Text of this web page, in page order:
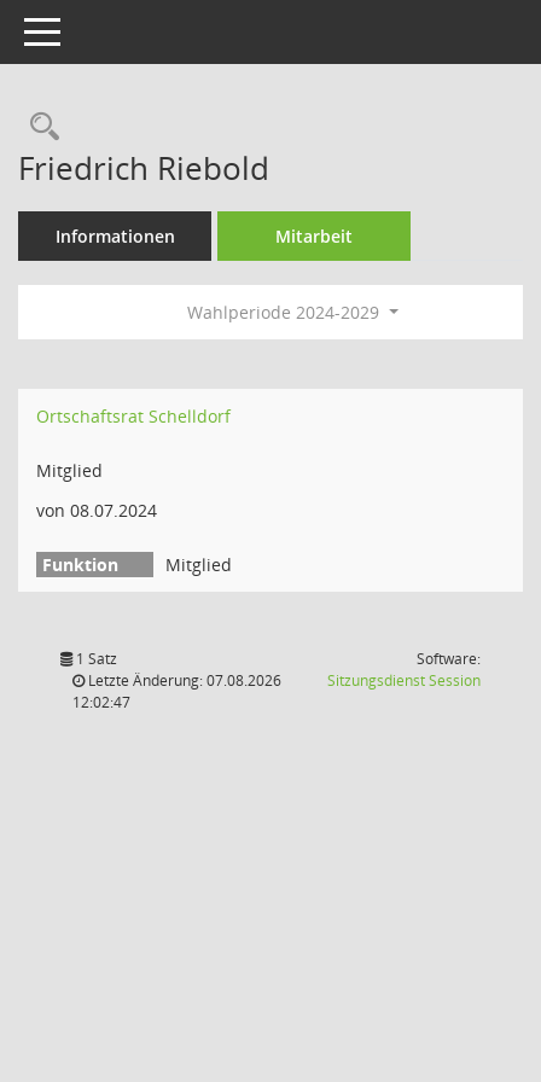
Toggle navigation
Rechercheauswahl
Friedrich Riebold
Informationen Mitarbeit
Wahlperiode 2024-2029
Ortschaftsrat Schelldorf
Mitglied
von 08.07.2024
Mitglied
1 Satz
Letzte Änderung: 07.08.2026
12:02:47
Software:
SitzungsdienstSession(Wird in